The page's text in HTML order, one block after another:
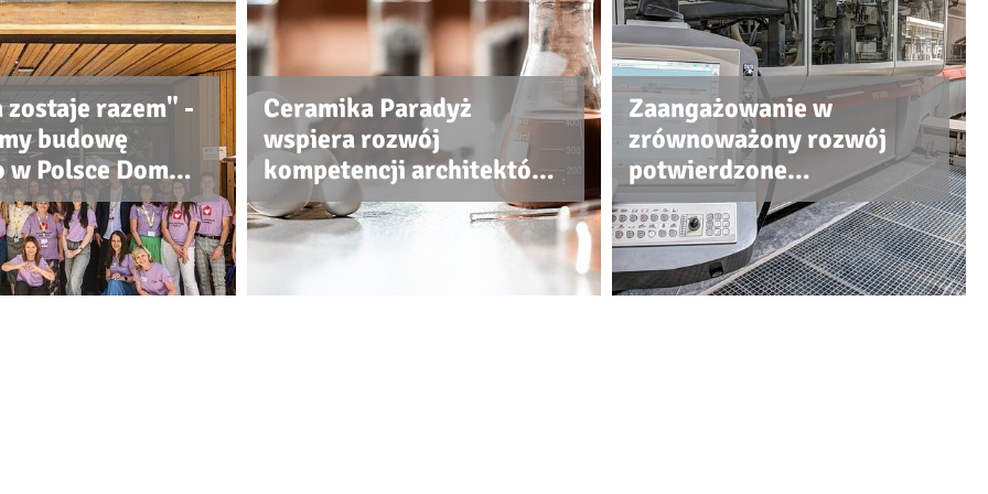
zostaje razem" -
budowę
Polsce Domu
Ceramika Paradyż
wspiera rozwój
kompetencji architektów,
projektantów i
wykonawców
Zaangażowanie w
zrównoważony rozwój
potwierdzone
certyfikatem ISO